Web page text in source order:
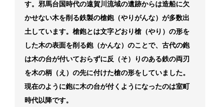
す。邪馬台国時代の遠賀川流域の遺跡からは造船に欠
かせない木を削る鉄製の槍鉋（やりがんな）が多数出
土しています。槍鉋とは文字どおり槍（やり）の形を
した木の表面を削る鉋（かんな）のことで、古代の鉋
は木の台が付いておらずに反（そ）りのある鉄の両刃
を木の柄（え）の先に付けた槍の形をしていました。
現在のように鉋に木の台が付くようになったのは室町
時代以降です。